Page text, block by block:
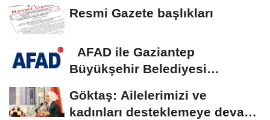
Resmi Gazete başlıkları
AFAD ile Gaziantep
Büyükşehir Belediyesi
Göktaş: Ailelerimizi ve
kadınları desteklemeye devam